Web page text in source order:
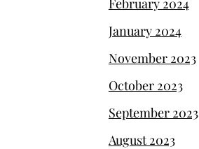
February 2024
January 2024
November 2023
October 2023
September 2023
August 2023